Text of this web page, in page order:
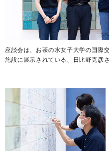
座談会は、お茶の水女子大学の国際
施設に展示されている、日比野克彦